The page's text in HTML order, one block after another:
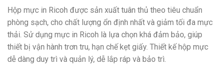
Hộp mực in Ricoh được sản xuất tuân thủ theo tiêu chuẩn
phòng sạch, cho chất lượng ổn định nhất và giảm tối đa mực
thải. Sử dụng mực in Ricoh là lựa chọn khá đảm bảo, giúp
thiết bị vận hành trơn tru, hạn chế kẹt giấy. Thiết kế hộp mực
dễ dàng duy trì và quản lý, dễ lắp ráp và bảo trì.